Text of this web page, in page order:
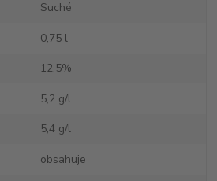
Suché
0,75 l
12,5%
5,2 g/l
5,4 g/l
obsahuje